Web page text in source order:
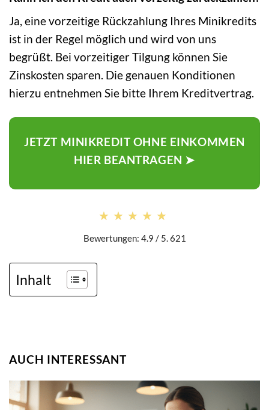
Ja, eine vorzeitige Rückzahlung Ihres Minikredits
ist in der Regel möglich und wird von uns
begrüßt. Bei vorzeitiger Tilgung können Sie
Zinskosten sparen. Die genauen Konditionen
hierzu entnehmen Sie bitte Ihrem Kreditvertrag.
JETZT MINIKREDIT OHNE EINKOMMEN
HIER BEANTRAGEN ➤
★★★★★
★★★★★
Bewertungen: 4.9 / 5. 621
Inhalt
AUCH INTERESSANT